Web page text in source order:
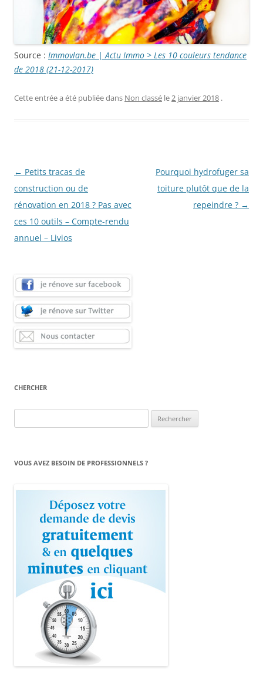
Source : Immovlan.be | Actu Immo > Les 10 couleurs tendance
de 2018 (21-12-2017)
Cette entrée a été publiée dans Non classé le2 janvier 2018 .
Navigation
des
articles
← Petits tracas de
construction ou de
rénovation en 2018 ? Pas avec
ces 10 outils – Compte-rendu
annuel – Livios
Pourquoi hydrofuger sa
toiture plutôt que de la
repeindre ? →
CHERCHER
VOUS AVEZ BESOIN DE PROFESSIONNELS ?